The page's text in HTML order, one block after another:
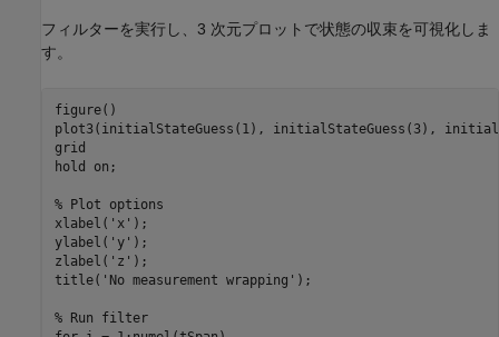
フィルターを実行し、3 次元プロットで状態の収束を可視化しま
す。
figure()
plot3(initialStateGuess(1), initialStateGuess(3),
grid
hold
on ;
% Plot options
xlabel( 'x' );
ylabel( 'y' );
zlabel( 'z' );
title( 'No measurement wrapping' );
% Run filter